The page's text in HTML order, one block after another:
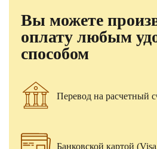
Вы можете
оплату любым
способом
Перевод на расчетный
Банковской картой